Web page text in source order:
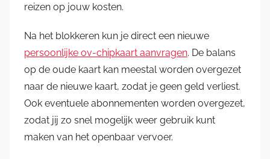
reizen op jouw kosten.
Na het blokkeren kun je direct een nieuwe
persoonlijke ov-chipkaart aanvragen. De balans
op de oude kaart kan meestal worden overgezet
naar de nieuwe kaart, zodat je geen geld verliest.
Ook eventuele abonnementen worden overgezet,
zodat jij zo snel mogelijk weer gebruik kunt
maken van het openbaar vervoer.